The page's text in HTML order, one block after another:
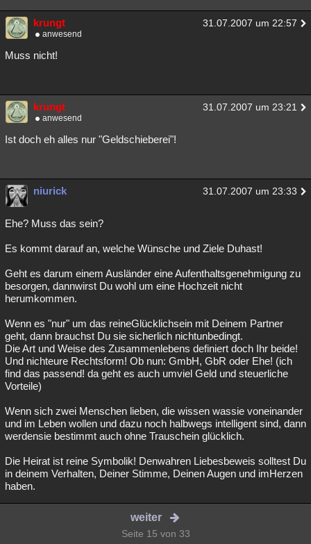
krungt 31.07.2007 um 22:57
anwesend
Muss nicht!
krungt 31.07.2007 um 23:21
anwesend
Ist doch eh alles nur "Geldschieberei"!
niurick 31.07.2007 um 23:33
Ehe? Muss das sein?
Es kommt darauf an, welche Wünsche und Ziele Duhast!
Geht es darum einem Ausländer eine Aufenthaltsgenehmigung zu
besorgen, dannwirst Du wohl um eine Hochzeit nicht
herumkommen.
Wenn es "nur" um das reineGlücklichsein mit Deinem Partner
geht, dann brauchst Du sie sicherlich nichtunbedingt.
Die Art und Weise des Zusammenlebens definiert doch Ihr beide!
Und nichteure Rechtsform! Ob nun: GmbH, GbR oder Ehe! (ich
find das passend! da geht es auch umviel Geld und steuerliche
Vorteile)
Wenn sich zwei Menschen lieben, die wissen wassie voneinander
und im Leben wollen und dazu noch halbwegs intelligent sind, dann
werdensie bestimmt auch ohne Trauschein glücklich.
Die Heirat ist reine Symbolik! Denwahren Liebesbeweis solltest Du
in deinem Verhalten, Deiner Stimme, Deinen Augen und imHerzen
haben.
weiter
Seite 15 von 33